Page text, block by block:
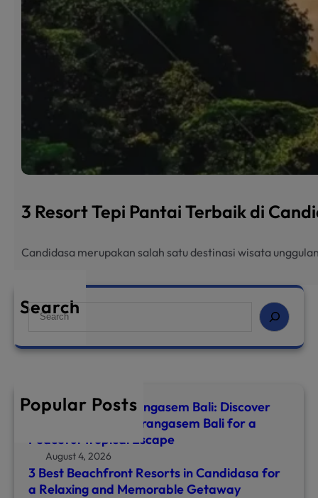
3 Resort Tepi Pantai Terbaik di
Candidasa merupakan salah satu destinasi wisata
Search
S
a
Popular Posts
Top 8 Hotels in Karangasem Bali: Discover
the Best Hotel in Karangasem Bali for a
Peaceful Tropical Escape
August 4, 2026
3 Best Beachfront Resorts in Candidasa for
a Relaxing and Memorable Getaway